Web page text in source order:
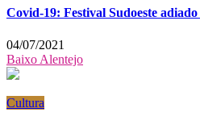
Covid-19: Festival Sudoeste
04/07/2021
Baixo Alentejo
Cultura